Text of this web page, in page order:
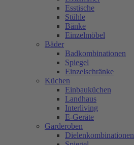
Esstische
Stühle
Bänke
Einzelmöbel
Bäder
Badkombinationen
Spiegel
Einzelschränke
Küchen
Einbauküchen
Landhaus
Interliving
E-Geräte
Garderoben
Dielenkombinationen